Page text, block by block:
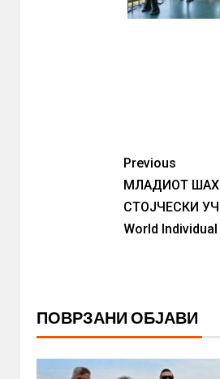
Previous
МЛАДИОТ
СТОЈЧЕСКИ
World
ПОВРЗАНИ ОБЈАВИ